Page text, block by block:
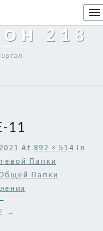
218
11
At 892 × 514 In
Папки
Папки
→